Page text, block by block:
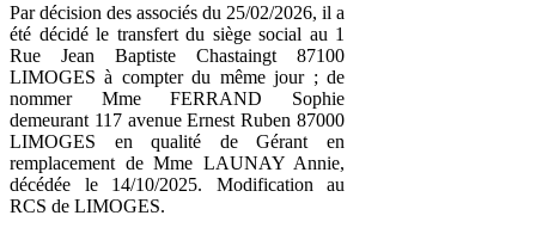
Par décision des associés du 25/02/2026, il a
été décidé le transfert du siège social au 1
Rue Jean Baptiste Chastaingt 87100
LIMOGES à compter du même jour ; de
nommer Mme FERRAND Sophie
demeurant 117 avenue Ernest Ruben 87000
LIMOGES en qualité de Gérant en
remplacement de Mme LAUNAY Annie,
décédée le 14/10/2025. Modification au
RCS de LIMOGES.